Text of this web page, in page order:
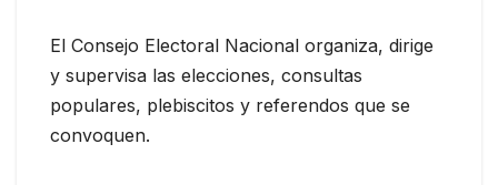
El Consejo Electoral Nacional organiza, dirige
y supervisa las elecciones, consultas
populares, plebiscitos y referendos que se
convoquen.